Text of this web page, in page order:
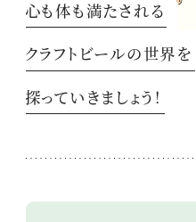
心も体も満たされる
クラフトビールの世界を
探っていきましょう！